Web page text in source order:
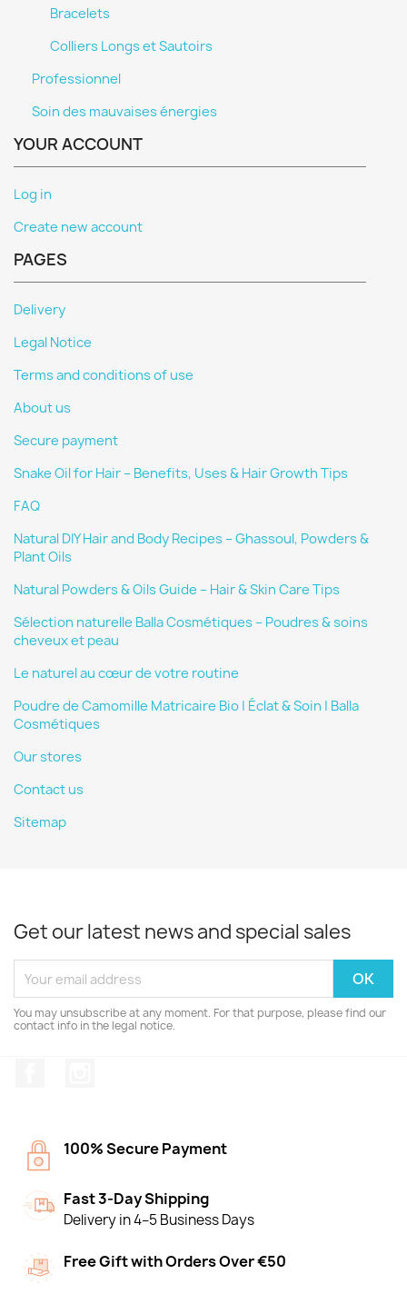
Bracelets
Colliers Longs et Sautoirs
Professionnel
Soin des mauvaises énergies
YOUR ACCOUNT
Log in
Create new account
PAGES
Delivery
Legal Notice
Terms and conditions of use
About us
Secure payment
Snake Oil for Hair – Benefits, Uses & Hair Growth Tips
FAQ
Natural DIY Hair and Body Recipes – Ghassoul, Powders &
Plant Oils
Natural Powders & Oils Guide – Hair & Skin Care Tips
Sélection naturelle Balla Cosmétiques – Poudres & soins
cheveux et peau
Le naturel au cœur de votre routine
Poudre de Camomille Matricaire Bio | Éclat & Soin | Balla
Cosmétiques
Our stores
Contact us
Sitemap
Get our latest news and special sales
You may unsubscribe at any moment. For that purpose, please find our
contact info in the legal notice.
100% Secure Payment
Fast 3-Day Shipping
Delivery in 4–5 Business Days
Free Gift with Orders Over €50